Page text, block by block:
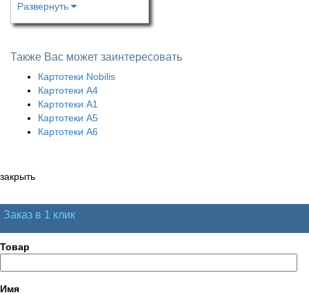
Развернуть
Также Вас может заинтересовать
Картотеки Nobilis
Картотеки А4
Картотеки А1
Картотеки А5
Картотеки А6
закрыть
Заказ в 1 клик
Товар
Имя